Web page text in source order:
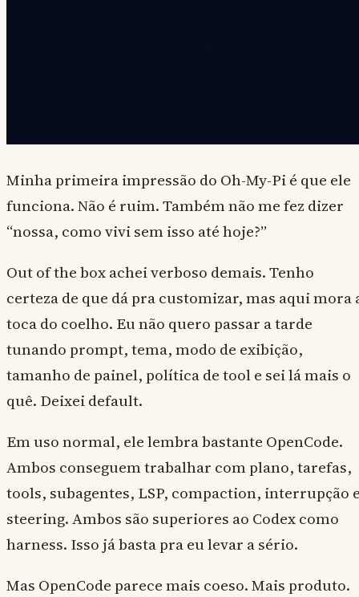
Minha primeira impressão do Oh-My-Pi é que ele
funciona. Não é ruim. Também não me fez dizer
“nossa, como vivi sem isso até hoje?”
Out of the box achei verboso demais. Tenho
certeza de que dá pra customizar, mas aqui mora
toca do coelho. Eu não quero passar a tarde
tunando prompt, tema, modo de exibição,
tamanho de painel, política de tool e sei lá mais o
quê. Deixei default.
Em uso normal, ele lembra bastante OpenCode.
Ambos conseguem trabalhar com plano, tarefas,
tools, subagentes, LSP, compaction, interrupção
steering. Ambos são superiores ao Codex como
harness. Isso já basta pra eu levar a sério.
Mas OpenCode parece mais coeso. Mais produto.